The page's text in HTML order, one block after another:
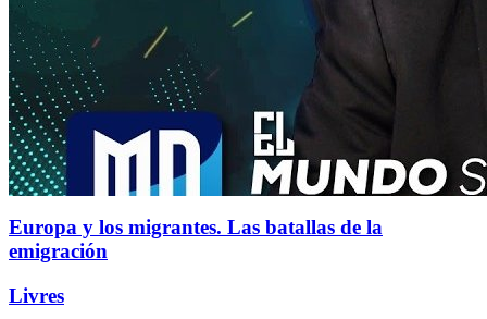
Europa y los migrantes. Las batallas de la
emigración
Livres